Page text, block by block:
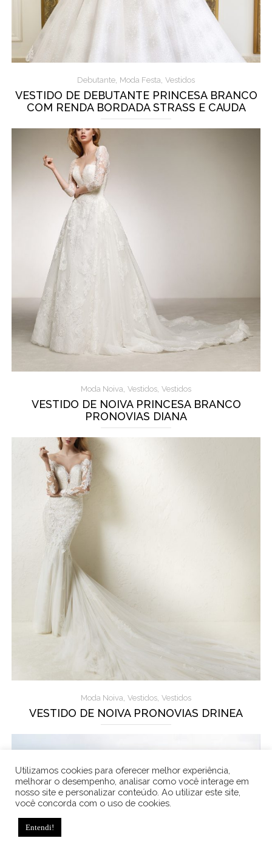
Debutante, Moda Festa, Vestidos
VESTIDO DE DEBUTANTE PRINCESA BRANCO
COM RENDA BORDADA STRASS E CAUDA
Moda Noiva, Vestidos, Vestidos
VESTIDO DE NOIVA PRINCESA BRANCO
PRONOVIAS DIANA
Moda Noiva, Vestidos, Vestidos
VESTIDO DE NOIVA PRONOVIAS DRINEA
Utilizamos cookies para oferecer melhor experiência,
melhorar o desempenho, analisar como você interage em
nosso site e personalizar conteúdo. Ao utilizar este site,
você concorda com o uso de cookies.
Entendi!